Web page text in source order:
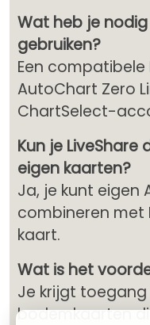
Wat heb je
gebruiken?
Een
AutoChart Zero
ChartSelect-
Kun je
eigen kaarten?
Ja, je kunt eigen
combineren met
kaart.
Wat is het
Je krijgt
bodemkaarten